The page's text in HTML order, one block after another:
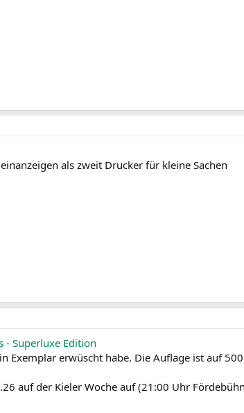
als zweit Drucker für kleine Sachen
- Superluxe Edition
Exemplar erwüscht habe. Die Auflage ist auf
auf der Kieler Woche auf (21:00 Uhr